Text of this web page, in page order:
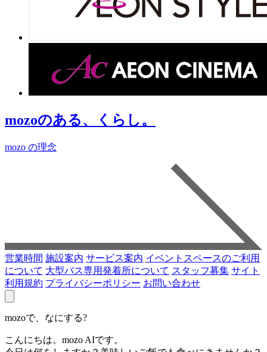
mozoのある、くらし。
mozo の理念
営業時間 施設案内 サービス案内 イベントスペースのご利用
について 大型バス専用発着所について スタッフ募集 サイト
利用規約 プライバシーポリシー お問い合わせ
mozoで、なにする?
こんにちは。mozo AIです。